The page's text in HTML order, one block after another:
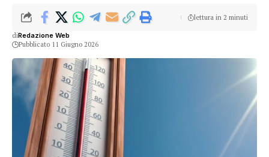
diRedazione Web
Pubblicato 11 Giugno 2026
lettura in 2 minuti